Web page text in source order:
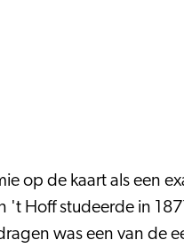
op de kaart als een
Hoff studeerde in
was een van de